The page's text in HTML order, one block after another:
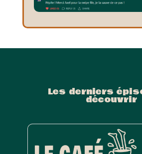
Les derniers
découvrir